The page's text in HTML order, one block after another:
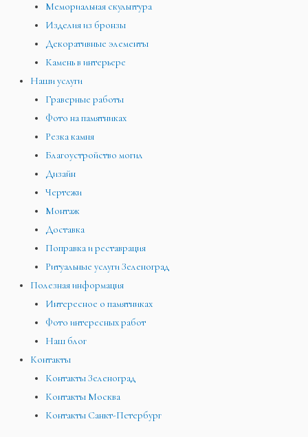
Мемориальная скульптура
Изделия из бронзы
Декоративные элементы
Камень в интерьере
Наши услуги
Граверные работы
Фото на памятниках
Резка камня
Благоустройство могил
Дизайн
Чертежи
Монтаж
Доставка
Поправка и реставрация
Ритуальные услуги Зеленоград
Полезная информация
Интересное о памятниках
Фото интересных работ
Наш блог
Контакты
Контакты Зеленоград
Контакты Москва
Контакты Санкт-Петербург